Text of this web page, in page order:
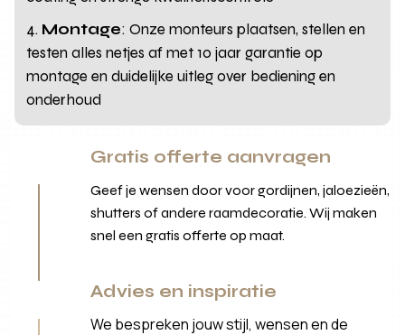
Montage: Onze monteurs plaatsen, stellen en
testen alles netjes af met 10 jaar garantie op
montage en duidelijke uitleg over bediening en
onderhoud
Gratis offerte aanvragen
Geef je wensen door voor gordijnen, jaloezieën,
shutters of andere raamdecoratie. Wij maken
snel een gratis offerte op maat.
Advies en inspiratie
We bespreken jouw stijl, wensen en de